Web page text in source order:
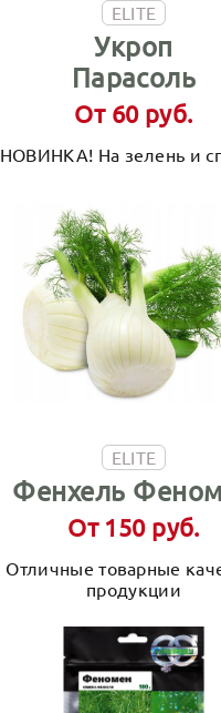
ELITE
Укроп
Парасоль
От 60 руб.
НОВИНКА! На зелень и
ELITE
Фенхель
От 150 руб.
Отличные товарные
продукции